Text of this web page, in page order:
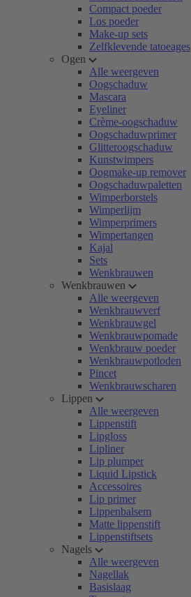
Compact poeder
Los poeder
Make-up sets
Zelfklevende tatoeages
Ogen
Alle weergeven
Oogschaduw
Mascara
Eyeliner
Crème-oogschaduw
Oogschaduwprimer
Glitteroogschaduw
Kunstwimpers
Oogmake-up remover
Oogschaduwpaletten
Wimperborstels
Wimperlijm
Wimperprimers
Wimpertangen
Kajal
Sets
Wenkbrauwen
Wenkbrauwen
Alle weergeven
Wenkbrauwverf
Wenkbrauwgel
Wenkbrauwpomade
Wenkbrauw poeder
Wenkbrauwpotloden
Pincet
Wenkbrauwscharen
Lippen
Alle weergeven
Lippenstift
Lipgloss
Lipliner
Lip plumper
Liquid Lipstick
Accessoires
Lip primer
Lippenbalsem
Matte lippenstift
Lippenstiftsets
Nagels
Alle weergeven
Nagellak
Basislaag